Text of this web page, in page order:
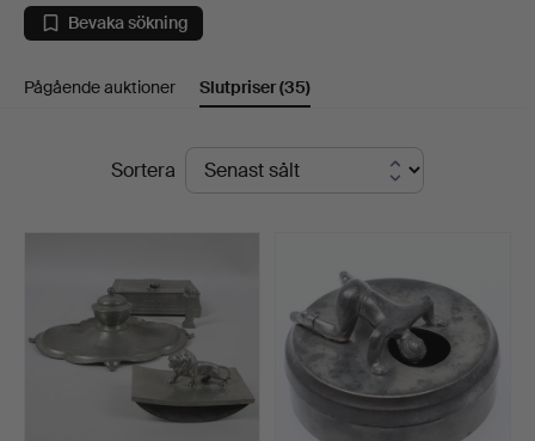
&
Koppar
Ekenbergs
Auktioner
Bevaka sökning
Pågående auktioner Slutpriser(35)
SlutpriserSortera